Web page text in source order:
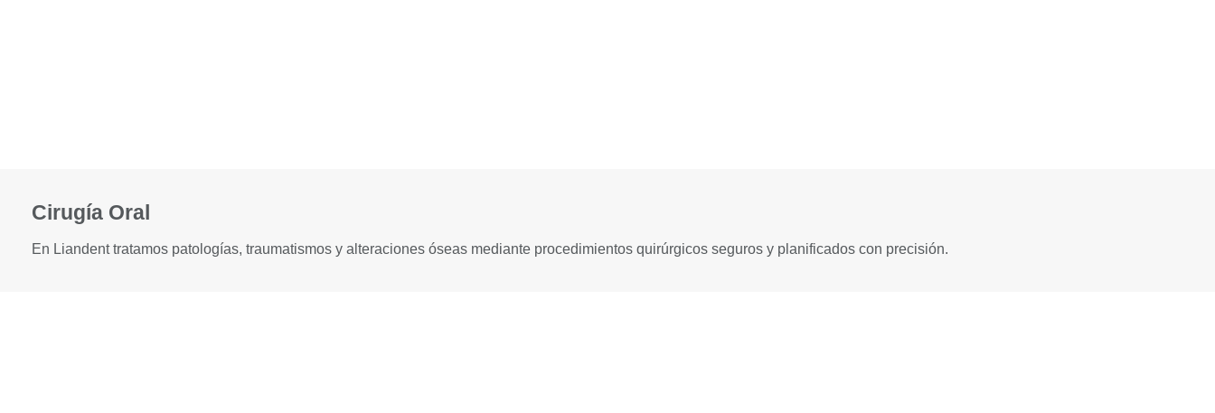
Cirugía Oral
En Liandent tratamos patologías, traumatismos y alteraciones óseas mediante procedimientos quirúrgicos seguros y planificados con precisión.